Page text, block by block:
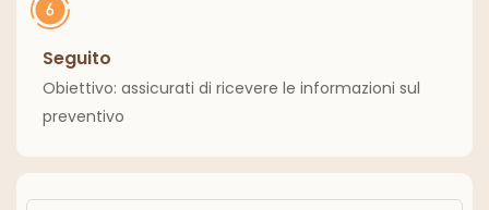
Seguito
Obiettivo: assicurati di ricevere le informazioni sul
preventivo